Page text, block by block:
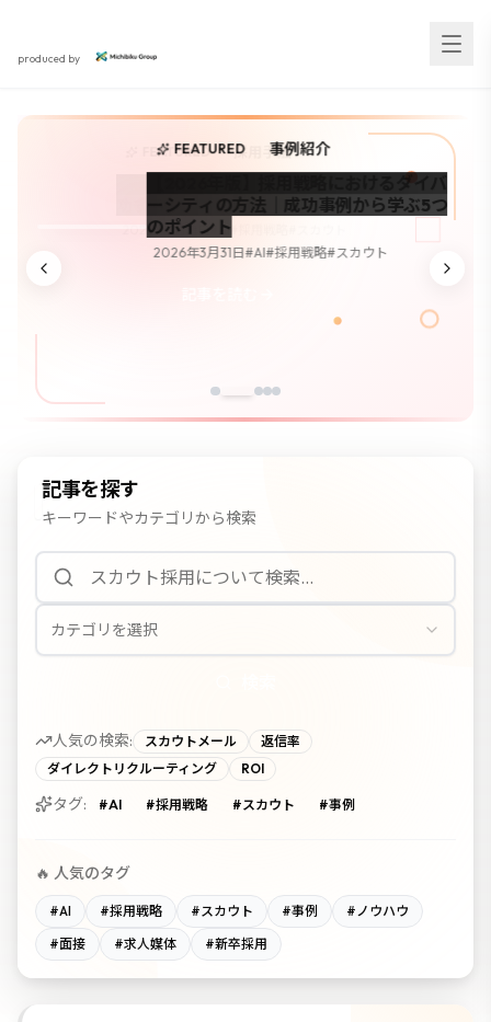
produced by
FEATURED 採用手法
功する5つの秘訣を徹底解説
2026年3月31日# AI#
FEATURED 事例紹介
【2026年版】採用戦略におけるダイバ
ーシティの方法｜成功事例から学ぶ5つ
のポイント
2026年3月31日#AI#採用戦略#スカウト
FEATURED 採用戦略
【2026年版】ダイバーシティ採用の戦
略比較｜メリットとデメリットを徹底解
説
2026年3月31日#AI#採用戦略#スカウト
FEATURED 採用手法
【2026年版】雇用契約書テンプレート
簡易｜具体例と導入ガイド
2026年3月31日
FEATURED 採用手法
【2026年版】雇用契約書テンプレート
｜厚生労働省準拠の作成方法を徹底解説
2026年3月31日
記事を探す
キーワードやカテゴリから検索
カテゴリを選択
人気の検索: スカウトメール
返信率
ダイレクトリクルーティング
ROI
タグ: #AI #採用戦略 #スカウト #事例
🔥 人気のタグ
#AI #採用戦略 #スカウト #事例 #ノウハウ
#面接 #求人媒体 #新卒採用